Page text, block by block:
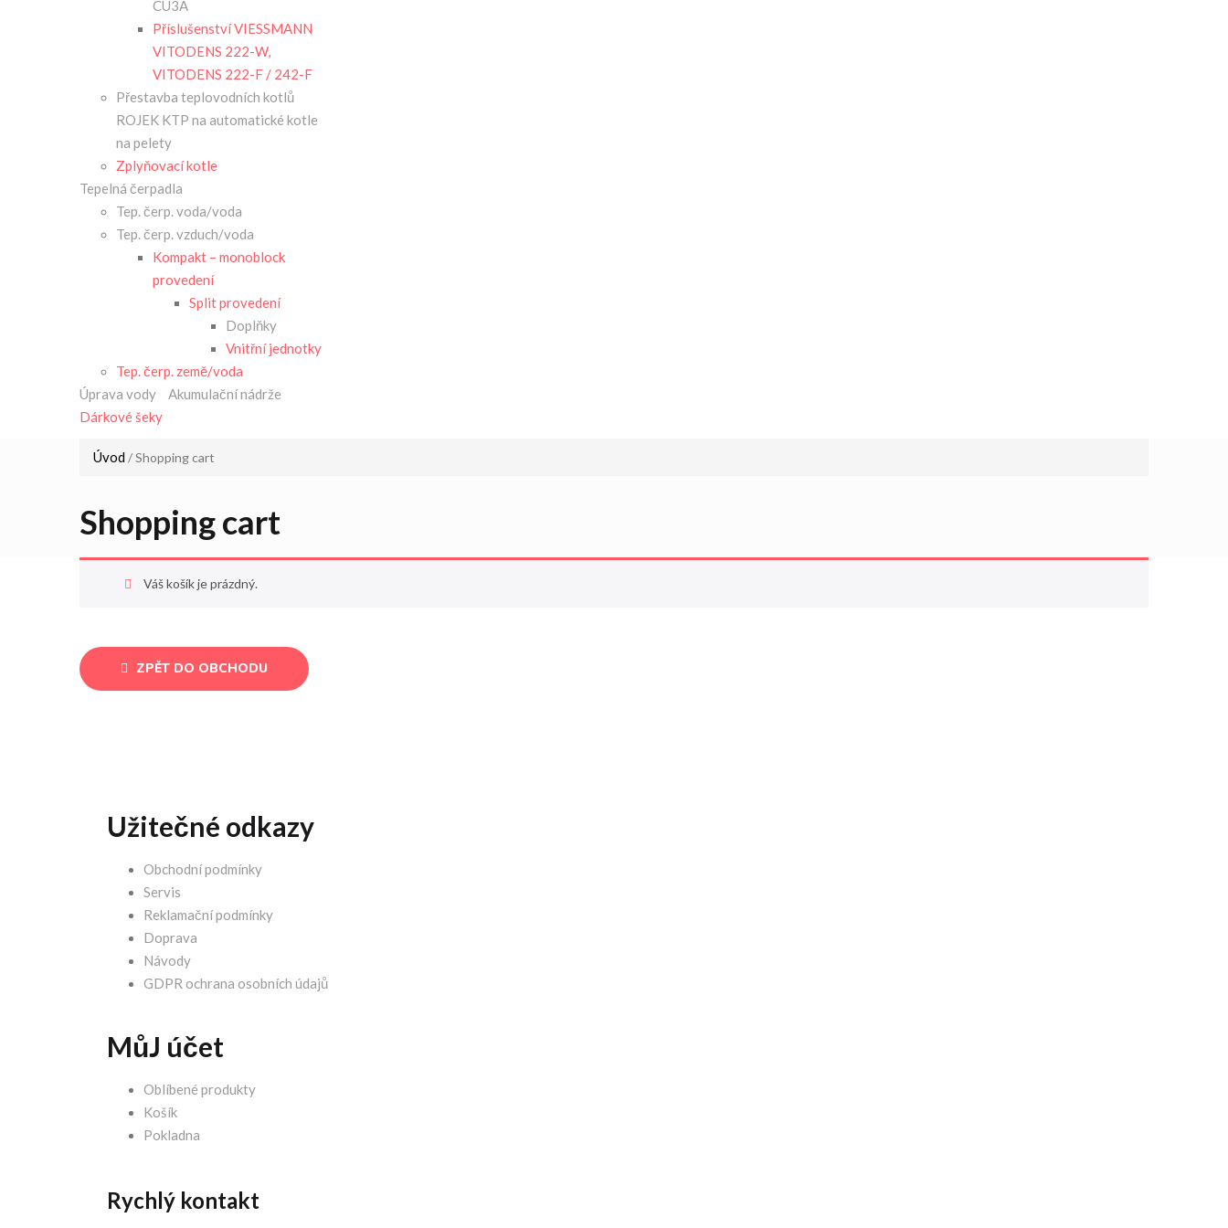
CU3A
Příslušenství VIESSMANN
VITODENS 222-W,
VITODENS 222-F / 242-F
Přestavba teplovodních kotlů
ROJEK KTP na automatické kotle
na pelety
Zplyňovací kotle
Tepelná čerpadla
Tep. čerp. voda/voda
Tep. čerp. vzduch/voda
Kompakt – monoblock
provedení
Split provedení
Doplňky
Vnitřní jednotky
Tep. čerp. země/voda
Úprava vody
Akumulační nádrže
Dárkové šeky
Úvod /Shopping cart
Shopping cart
Váš košík je prázdný.
ZPĚT DO OBCHODU
Užitečné odkazy
Obchodní podmínky
Servis
Reklamační podmínky
Doprava
Návody
GDPR ochrana osobních údajů
MůJ účet
Oblíbené produkty
Košík
Pokladna
Rychlý kontakt